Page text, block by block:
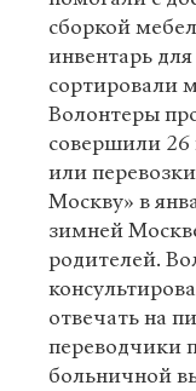
сборкой
инвентарь
сортировали
Волонтеры
совершили 26
или
Москву» в
зимней
родителей.
отвечать на
переводчики
больничной